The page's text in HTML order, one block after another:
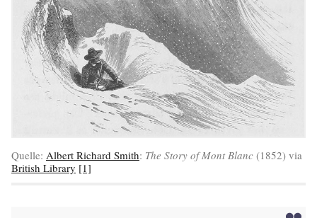
Quelle: Albert Richard Smith: The Story of Mont Blanc (1852) via
British Library [1]